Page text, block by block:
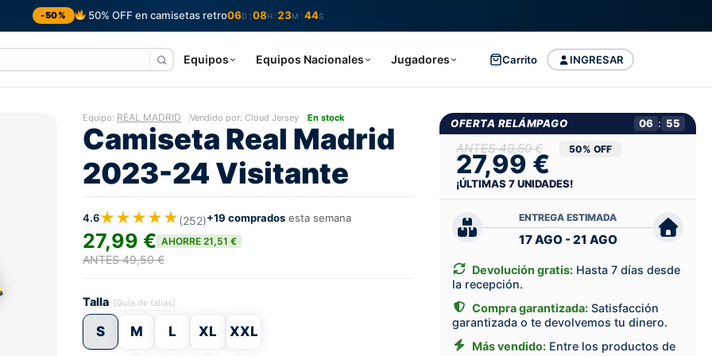
-50% 50% OFF en camisetas retro06D :08H : 23M :43S
Equipos Equipos Nacionales Jugadores INGRESAR
Carrito
Equipo: REAL MADRID Vendido por: Cloud Jersey En stock
Camiseta Real Madrid
2023-24 Visitante
4.6★★★★★(252)+19 comprados esta semana
27,99 € AHORRE 21,51 €
ANTES 49,50 €
Talla (Guía de tallas)
S M L XL XXL
OFERTA RELÁMPAGO 06 : 54
49,50 €
27,99 € 50% OFF
¡ÚLTIMAS7UNIDADES!
ENTREGA ESTIMADA
17 AGO - 21 AGO
Devolución gratis: Hasta 7 días desde
la recepción.
Compra garantizada: Satisfacción
garantizada o te devolvemos tu dinero.
Más vendido: Entre los productos de